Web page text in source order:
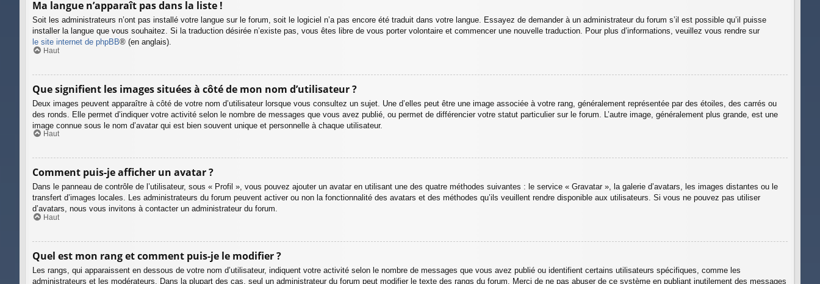
Ma langue n’apparaît pas dans la liste !
Soit les administrateurs n’ont pas installé votre langue sur le forum, soit le logiciel n’a pas encore été traduit dans votre langue. Essayez de demander à un administrateur du forum s’il est possible qu’il puisse
installer la langue que vous souhaitez. Si la traduction désirée n’existe pas, vous êtes libre de vous porter volontaire et commencer une nouvelle traduction. Pour plus d’informations, veuillez vous rendre sur
le site internet de phpBB® (en anglais).
Haut
Que signifient les images situées à côté de mon nom d’utilisateur ?
Deux images peuvent apparaître à côté de votre nom d’utilisateur lorsque vous consultez un sujet. Une d’elles peut être une image associée à votre rang, généralement représentée par des étoiles, des carrés ou
des ronds. Elle permet d’indiquer votre activité selon le nombre de messages que vous avez publié, ou permet de différencier votre statut particulier sur le forum. L’autre image, généralement plus grande, est une
image connue sous le nom d’avatar qui est bien souvent unique et personnelle à chaque utilisateur.
Haut
Comment puis-je afficher un avatar ?
Dans le panneau de contrôle de l’utilisateur, sous « Profil », vous pouvez ajouter un avatar en utilisant une des quatre méthodes suivantes : le service « Gravatar », la galerie d’avatars, les images distantes ou le
transfert d’images locales. Les administrateurs du forum peuvent activer ou non la fonctionnalité des avatars et des méthodes qu’ils veuillent rendre disponible aux utilisateurs. Si vous ne pouvez pas utiliser
d’avatars, nous vous invitons à contacter un administrateur du forum.
Haut
Quel est mon rang et comment puis-je le modifier ?
Les rangs, qui apparaissent en dessous de votre nom d’utilisateur, indiquent votre activité selon le nombre de messages que vous avez publié ou identifient certains utilisateurs spécifiques, comme les
administrateurs et les modérateurs. Dans la plupart des cas, seul un administrateur du forum peut modifier le texte des rangs du forum. Merci de ne pas abuser de ce système en publiant inutilement des messages